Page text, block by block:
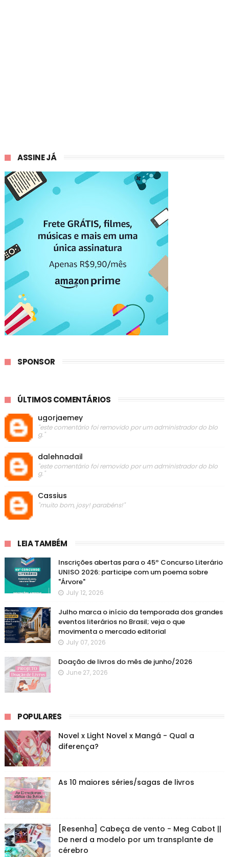
ASSINE JÁ
SPONSOR
ÚLTIMOS COMENTÁRIOS
ugorjaemey
"este comentário foi removido por um administrador do blo
g."
dalehnadail
"este comentário foi removido por um administrador do blo
g."
Cassius
"muito bom, josy! parabéns!"
LEIA TAMBÉM
Inscrições abertas para o 45º Concurso Literário
UNISO 2026: participe com um poema sobre
"Árvore"
July 12, 2026
Julho marca o início da temporada dos grandes
eventos literários no Brasil; veja o que
movimenta o mercado editorial
July 07, 2026
Doação de livros do mês de junho/2026
June 27, 2026
POPULARES
Novel x Light Novel x Mangá - Qual a
diferença?
As 10 maiores séries/sagas de livros
[Resenha] Cabeça de vento - Meg Cabot ||
De nerd a modelo por um transplante de
cérebro